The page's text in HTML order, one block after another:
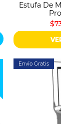
Estufa De
Envío Gratis